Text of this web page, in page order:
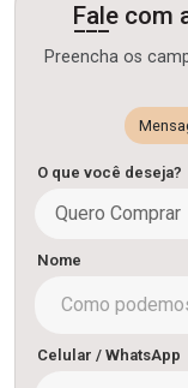
Fale com
Preencha os
O que você deseja?
Quero Comprar
Nome
Celular / WhatsApp